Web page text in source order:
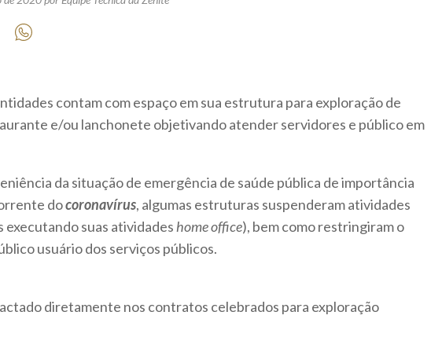
contam com espaço em sua estrutura para exploração de
e/ou lanchonete objetivando atender servidores e público em
da situação de emergência de saúde pública de importância
docoronavírus, algumas estruturas suspenderam atividades
executando suas atividades home office), bem como restringiram o
usuário dos serviços públicos.
diretamente nos contratos celebrados para exploração